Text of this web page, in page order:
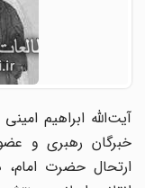
آیت‌الله ابراهیم
خبرگان رهبری و عضو
ارتحال حضرت امام،